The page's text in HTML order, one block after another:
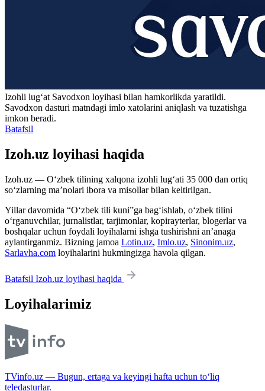
Izohli lugʻat Savodxon loyihasi bilan hamkorlikda yaratildi.
Savodxon dasturi matndagi imlo xatolarini aniqlash va tuzatishga
imkon beradi.
Batafsil
Izoh.uz loyihasi haqida
Izoh.uz — O‘zbek tilining xalqona izohli lug‘ati 35 000 dan ortiq
so‘zlarning ma’nolari ibora va misollar bilan keltirilgan.
Yillar davomida “O‘zbek tili kuni”ga bag‘ishlab, o‘zbek tilini
o‘rganuvchilar, jurnalistlar, tarjimonlar, kopirayterlar, blogerlar va
boshqalar uchun foydali loyihalarni ishga tushirishni an’anaga
aylantirganmiz. Bizning jamoa Lotin.uz, Imlo.uz, Sinonim.uz,
Sarlavha.com loyihalarini hukmingizga havola qilgan.
Batafsil Izoh.uz loyihasi haqida
Loyihalarimiz
TVinfo.uz — Bugun, ertaga va keyingi hafta uchun to‘liq
teledasturlar.